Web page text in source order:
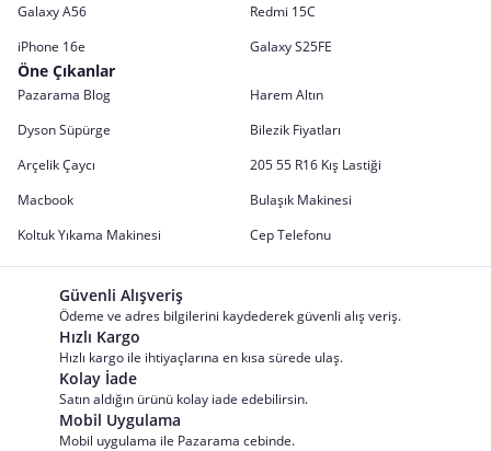
Galaxy A56
Redmi 15C
iPhone 16e
Galaxy S25FE
Öne Çıkanlar
Pazarama Blog
Harem Altın
Dyson Süpürge
Bilezik Fiyatları
Arçelik Çaycı
205 55 R16 Kış Lastiği
Macbook
Bulaşık Makinesi
Koltuk Yıkama Makinesi
Cep Telefonu
Güvenli Alışveriş
Ödeme ve adres bilgilerini kaydederek güvenli alış veriş.
Hızlı Kargo
Hızlı kargo ile ihtiyaçlarına en kısa sürede ulaş.
Kolay İade
Satın aldığın ürünü kolay iade edebilirsin.
Mobil Uygulama
Mobil uygulama ile Pazarama cebinde.